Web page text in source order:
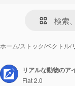
ホーム/ストック/ベクトル/
リアルな動物のア
Flat 2.0